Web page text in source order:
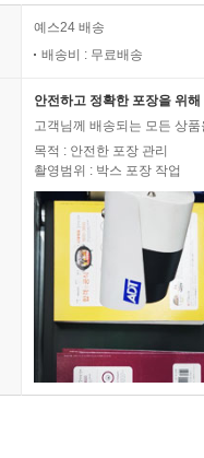
예스24 배송
배송비 : 무료배송
안전하고 정확한 포장을 위
고객님께 배송되는 모든 상
목적 : 안전한 포장 관리
촬영범위 : 박스 포장 작업